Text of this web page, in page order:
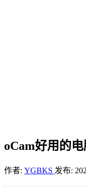
oCam好用的
作者: YGBKS 发布: